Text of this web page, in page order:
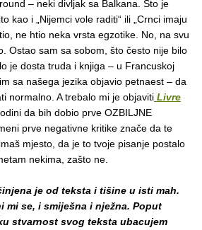
– neki divljak sa Balkana. Što je
kao i „Nijemci vole raditi“ ili „Crnci imaju
ne htio neka vrsta egzotike. No, na svu
Ostao sam sa sobom, što često nije bilo
je dosta truda i knjiga – u Francuskoj
sa našega jezika objavio petnaest – da
normalno. A trebalo mi je objaviti Livre
da bih dobio prve OZBILJNE
prve negativne kritike znače da te
mjesto, da je to tvoje pisanje postalo
nekima, zašto ne.
je od teksta i tišine u isti mah.
mi se, i smiješna i nježna. Poput
stvarnost svog teksta ubacujem